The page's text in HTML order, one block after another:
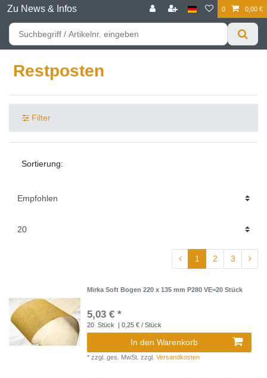
Zu News & Infos 0 0,00 €
Für bessere Preise HIER registrieren!
Restposten
Filter
Sortierung:
1 2 3
Mirka Soft Bogen 220 x 135 mm P280 VE=20 Stück
5,03 € *
20 Stück | 0,25 € / Stück
In den Warenkorb
* zzgl. ges. MwSt. zzgl. Versandkosten